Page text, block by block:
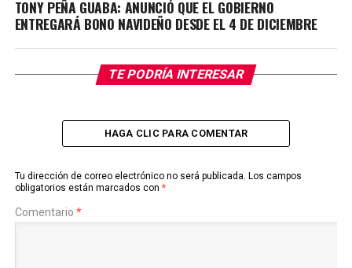
TONY PEÑA GUABA: ANUNCIÓ QUE EL GOBIERNO
ENTREGARÁ BONO NAVIDEÑO DESDE EL 4 DE DICIEMBRE
TE PODRÍA INTERESAR
HAGA CLIC PARA COMENTAR
Tu dirección de correo electrónico no será publicada. Los campos
obligatorios están marcados con *
Comentario *